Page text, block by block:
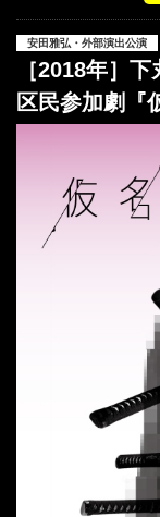
安田雅弘・外部演出公演
［2018年］
区民参加劇『